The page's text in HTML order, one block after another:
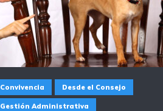
Convivencia Desde el Consejo
Gestión Administrativa